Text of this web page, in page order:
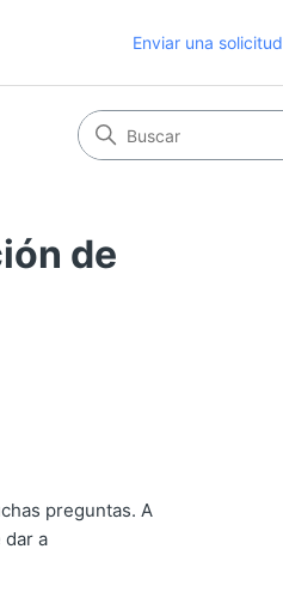
Enviar una solicitud
de
preguntas. A
a